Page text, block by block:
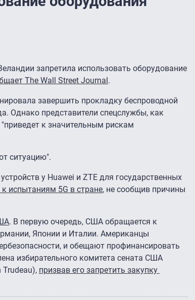
запретила использовать оборудование
The Wall Street Journal.
завершить прокладку беспроводной
Однако представители спецслужбы, как
к значительным рискам
ситуацию".
у Huawei и ZTE для государственных
испытаниям 5G в стране, не сообщив причины
. В первую очередь, США обращается к
Японии и Италии. Американцы
и обещают профинансировать
избирательного комитета сената США
Trudeau), призвав его запретить закупку